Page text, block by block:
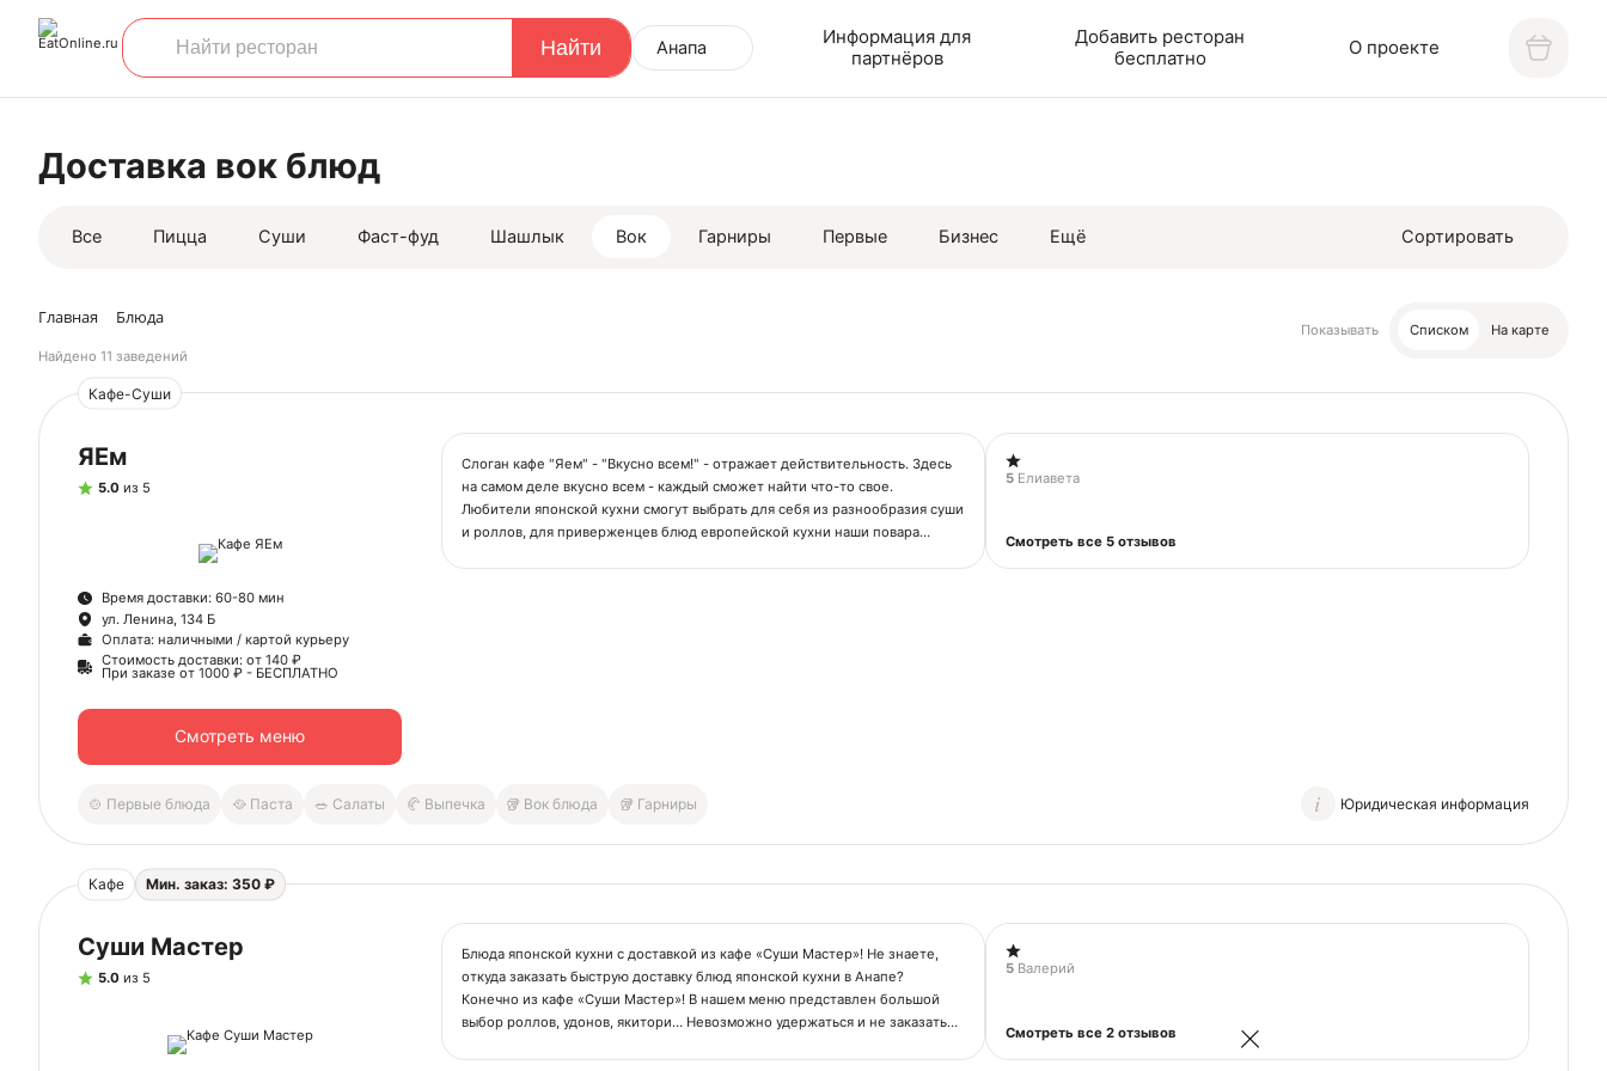
Анапа
Информация для
партнёров
Добавить ресторан
бесплатно
О проекте
Доставка вок блюд
Все Пицца Суши Фаст-фуд Шашлык Вок Гарниры Первые Бизнес Ещё Сортировать
Главная Блюда
Найдено 11 заведений
Показывать Списком На карте
Кафе-Суши
ЯЕм
5.0 из 5
Время доставки: 60-80 мин
ул. Ленина, 134 Б
Оплата: наличными / картой курьеру
Стоимость доставки: от 140 ₽
При заказе от 1000 ₽ - БЕСПЛАТНО
Смотреть меню
Слоган кафе "Яем" - "Вкусно всем!" - отражает действительность. Здесь
на самом деле вкусно всем - каждый сможет найти что-то свое.
Любители японской кухни смогут выбрать для себя из разнообразия суши
и роллов, для приверженцев блюд европейской кухни наши повара
Юридическая информация:
ОГРНИП 322237500059639
5Елиавета
Смотреть все 5 отзывов
🍲 Первые блюда 🥘 Паста 🥗 Салаты 🥐 Выпечка 🥡 Вок блюда 🥡 Гарниры Юридическая информация
Кафе Мин. заказ: 350 ₽
Суши Мастер
5.0 из 5
Блюда японской кухни с доставкой из кафе «Суши Мастер»! Не знаете,
откуда заказать быструю доставку блюд японской кухни в Анапе?
Конечно из кафе «Суши Мастер»! В нашем меню представлен большой
выбор роллов, удонов, якитори… Невозможно удержаться и не заказать
5Валерий
Смотреть все 2 отзывов